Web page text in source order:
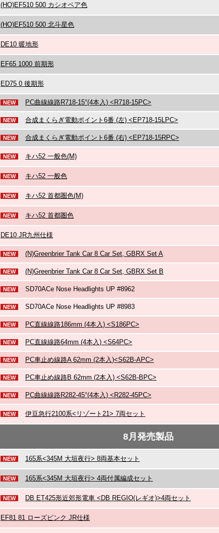
(HO)EF510 500 カシオペア色
(HO)EF510 500 北斗星色
DE10 暖地形
EF65 1000 前期形
ED75 0 後期形
NEW PC曲線線路R718-15°(4本入) <R718-15PC>
NEW 合成まくらぎ電動ポイント6番 (左) <EP718-15LPC>
NEW 合成まくらぎ電動ポイント6番 (右) <EP718-15RPC>
NEW キハ52 一般色(M)
NEW キハ52 一般色
NEW キハ52 首都圏色(M)
NEW キハ52 首都圏色
DE10 JR九州仕様
NEW (N)Greenbrier Tank Car 8 Car Set, GBRX Set A
NEW (N)Greenbrier Tank Car 8 Car Set, GBRX Set B
NEW SD70ACe Nose Headlights UP #8962
NEW SD70ACe Nose Headlights UP #8983
NEW PC直線線路186mm (4本入) <S186PC>
NEW PC直線線路64mm (4本入) <S64PC>
NEW PC車止め線路A 62mm (2本入)<S62B-APC>
NEW PC車止め線路B 62mm (2本入) <S62B-BPC>
NEW PC曲線線路R282-45°(4本入) <R282-45PC>
NEW 伊豆急行2100系<リゾート21> 7両セット
8月発売製品
NEW 165系<345M 大垣夜行> 8両基本セット
NEW 165系<345M 大垣夜行> 4両付属編成セット
NEW DB ET425形近郊形電車 <DB REGIO(レギオ)>4両セット
EF81 81 ローズピンク JR仕様